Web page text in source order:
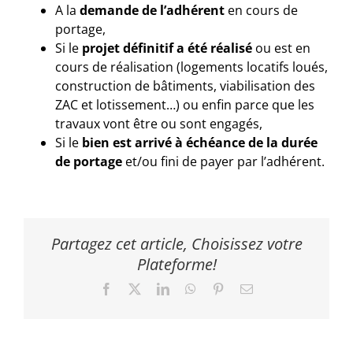
A la demande de l’adhérent en cours de
portage,
Si le projet définitif a été réalisé ou est en
cours de réalisation (logements locatifs loués,
construction de bâtiments, viabilisation des
ZAC et lotissement…) ou enfin parce que les
travaux vont être ou sont engagés,
Si le bien est arrivé à échéance de la durée
de portage et/ou fini de payer par l’adhérent.
Partagez cet article, Choisissez votre
Plateforme!
Facebook LinkedInWhatsApp
PinterestEmail